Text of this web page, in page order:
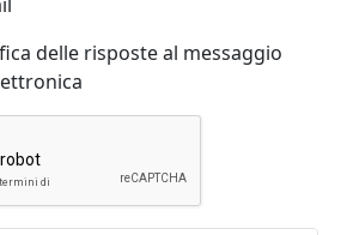
delle risposte al messaggio